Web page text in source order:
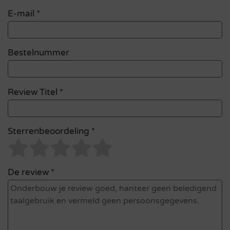
E-mail *
Bestelnummer
Review Titel *
Sterrenbeoordeling *
De review *